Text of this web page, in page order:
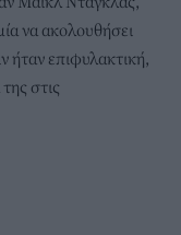
να ακολουθήσει
ήταν επιφυλακτική,
στις